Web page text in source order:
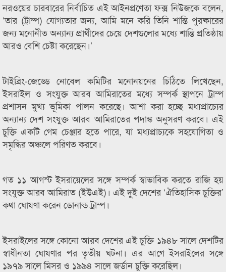
নরওয়ের চারবারের নির্বাচিত এই আইনপ্রণেতা ফক্স নিউজকে বলেন,
‌‘তার (ট্রাম্প) যোগ্যতার জন্য, আমি মনে করি তিনি শান্তি পুরষ্কারের
জন্য মনোনীত অন্যান্য প্রার্থীদের চেয়ে দেশগুলোর মধ্যে শান্তি প্রতিষ্ঠায়
আরও বেশি চেষ্টা করেছেন।’
টাইব্রিং-জেড্ডে নোবেল কমিটির মনোনয়নের চিঠিতে লিখেছেন,
ইসরাইল ও সংযুক্ত আরব আমিরাতের মধ্যে সম্পর্ক স্থাপনে ট্রাম্প
প্রশাসন মুখ্য ভূমিকা পালন করেছে। আশা করা হচ্ছে মধ্যপ্রাচ্যের
অন্যান্য দেশ সংযুক্ত আরব আমিরাতের পদাঙ্ক অনুসরণ করবে। এই
চুক্তি একটি গেম চেঞ্জার হতে পারে, যা মধ্যপ্রাচ্যকে সহযোগিতা ও
সমৃদ্ধির অঞ্চলে পরিণত করবে।
গত ১১ আগস্ট ইসরায়েলের সঙ্গে সম্পর্ক স্বাভাবিক করতে রাজি হয়
সংযুক্ত আরব আমিরাত (ইউএই)। এই দুই দেশের ‘ঐতিহাসিক চুক্তির’
কথা ঘোষণা করেন ডোনাল্ড ট্রাম্প।
ইসরাইলের সঙ্গে কোনো আরব দেশের এই চুক্তি ১৯৪৮ সালে দেশটির
স্বাধীনতা ঘোষণার পর তৃতীয় ঘটনা। এর আগে ইসরাইলের সঙ্গে
১৯৭৯ সালে মিসর ও ১৯৯৪ সালে জর্ডান চুক্তি করেছিল।